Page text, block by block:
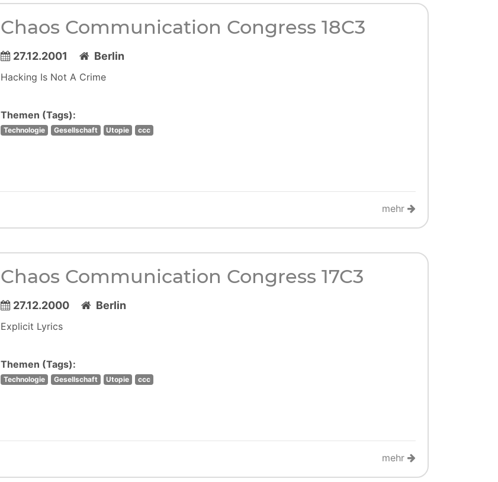
Chaos Communication Congress 18C3
27.12.2001 Berlin
Hacking Is Not A Crime
Themen (Tags):
Technologie Gesellschaft Utopie ccc
mehr
Chaos Communication Congress 17C3
27.12.2000 Berlin
Explicit Lyrics
Themen (Tags):
Technologie Gesellschaft Utopie ccc
mehr